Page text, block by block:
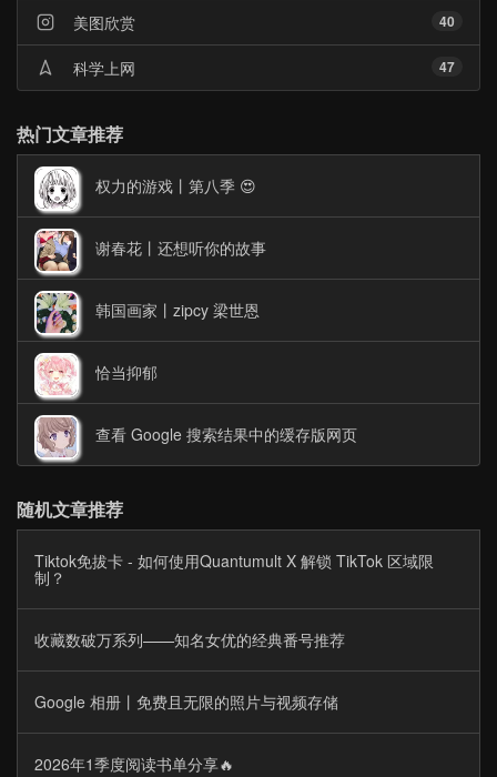
40
美图欣赏
47
科学上网
热门文章推荐
权力的游戏丨第八季 😍
谢春花丨还想听你的故事
韩国画家丨zipcy 梁世恩
恰当抑郁
查看 Google 搜索结果中的缓存版网页
随机文章推荐
Tiktok免拔卡 - 如何使用Quantumult X 解锁 TikTok 区域限
制？
收藏数破万系列——知名女优的经典番号推荐
Google 相册丨免费且无限的照片与视频存储
2026年1季度阅读书单分享🔥